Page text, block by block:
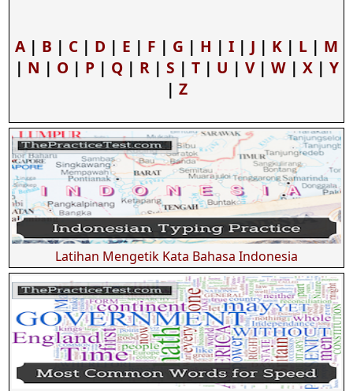
A | B | C | D | E | F | G | H | I | J | K | L | M
| N | O| P| Q| R| S | T| U | V| W| X| Y
| Z
Latihan Mengetik Kata Bahasa Indonesia